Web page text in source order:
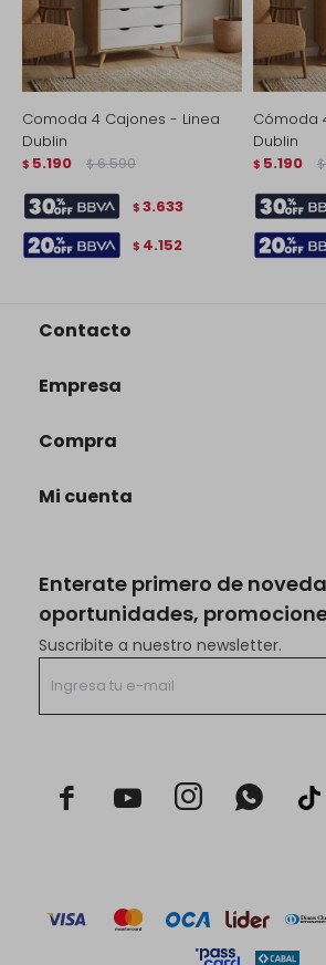
Comoda 4 Cajones - Linea
Dublin
$ 5.190 $ 6.590
$ 3.633
$ 4.152
Cómoda
Dublin
$ 5.190 $
Enterate primero de
oportunidades,
Suscribite a nuestro newsletter.
  
Contacto
Empresa
Compra
Mi cuenta